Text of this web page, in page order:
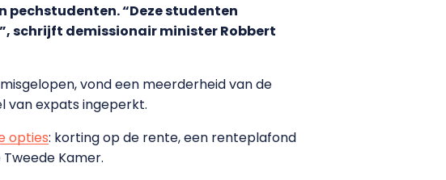
pechstudenten. “Deze studenten
schrijft demissionair minister Robbert
vond een meerderheid van de
van expats ingeperkt.
opties: korting op de rente, een renteplafond
Kamer.